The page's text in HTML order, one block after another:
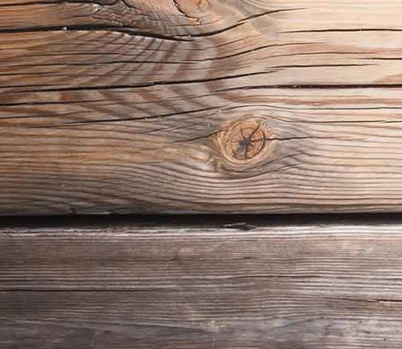
Spitzhaus Radebeul mit herlichen Ausblick